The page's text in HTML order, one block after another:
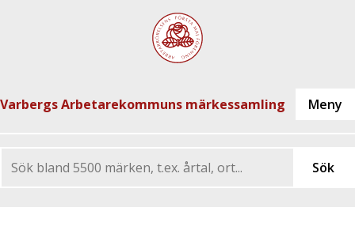
Varbergs Arbetarekommuns märkessamling